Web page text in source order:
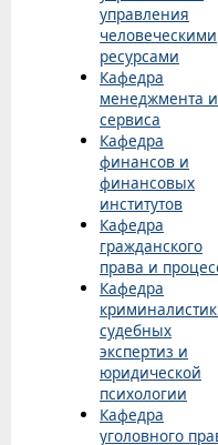
управления
человеческими
ресурсами
Кафедра
менеджмента и
сервиса
Кафедра
финансов и
финансовых
институтов
Кафедра
гражданского
права и
Кафедра
судебных
экспертиз и
юридической
психологии
Кафедра
уголовного